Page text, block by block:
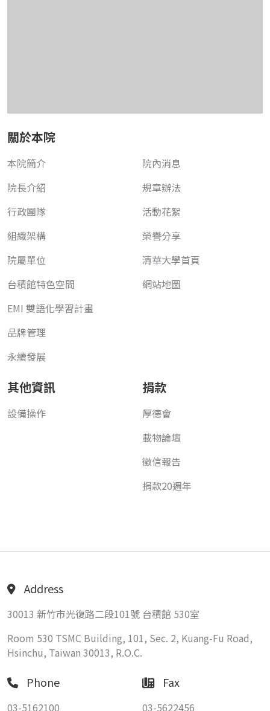
關於本院
本院簡介
院長介紹
行政團隊
組織架構
院屬單位
台積館特色空間
EMI 雙語化學習計畫
品牌管理
永續發展
院內消息
規章辦法
活動花絮
榮譽分享
清華大學首頁
網站地圖
其他資訊
設備操作
捐款
厚德會
載物論壇
徵信報告
捐款20週年
Address
30013 新竹市光復路二段101號 台積館 530室
Room 530 TSMC Building, 101, Sec. 2, Kuang-Fu Road,
Hsinchu, Taiwan 30013, R.O.C.
Phone
03-5162100
Fax
03-5622456